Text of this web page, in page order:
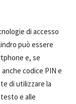
di accesso
può essere
e, se
anche codice PIN e
di utilizzare la
e alle